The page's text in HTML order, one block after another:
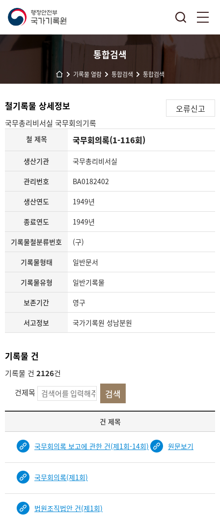
통합검색
기록물 열람 통합검색 통합검색
철기록물 상세정보 오류신고
국무총리비서실 국무회의기록
철 제목 국무회의록(1-116회)
생산기관 국무총리비서실
관리번호 BA0182402
생산연도 1949년
종료연도 1949년
기록물철분류번호 (구)
기록물형태 일반문서
기록물유형 일반기록물
보존기간 영구
서고정보 국가기록원 성남분원
기록물 건
기록물 건 2126건
건제목
목
건-
건 제목
국무회의록 보고에 관한 건(제1회-14회) 원문보기
국무회의록(제1회)
법원조직법안 건(제1회)